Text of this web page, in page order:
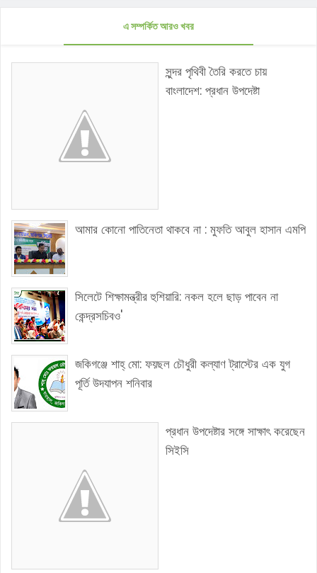
এ সম্পর্কিত আরও খবর
সুন্দর পৃথিবী তৈরি করতে চায়
বাংলাদেশ: প্রধান উপদেষ্টা
আমার কোনো পাতিনেতা থাকবে না : মুফতি আবুল হাসান এমপি
সিলেটে শিক্ষামন্ত্রীর হুশিয়ারি: নকল হলে ছাড় পাবেন না
কেন্দ্রসচিবও'
জকিগঞ্জে শাহ্ মো: ফয়ছল চৌধুরী কল্যাণ ট্রাস্টের এক যুগ
পূর্তি উদযাপন শনিবার
প্রধান উপদেষ্টার সঙ্গে সাক্ষাৎ করেছেন
সিইসি